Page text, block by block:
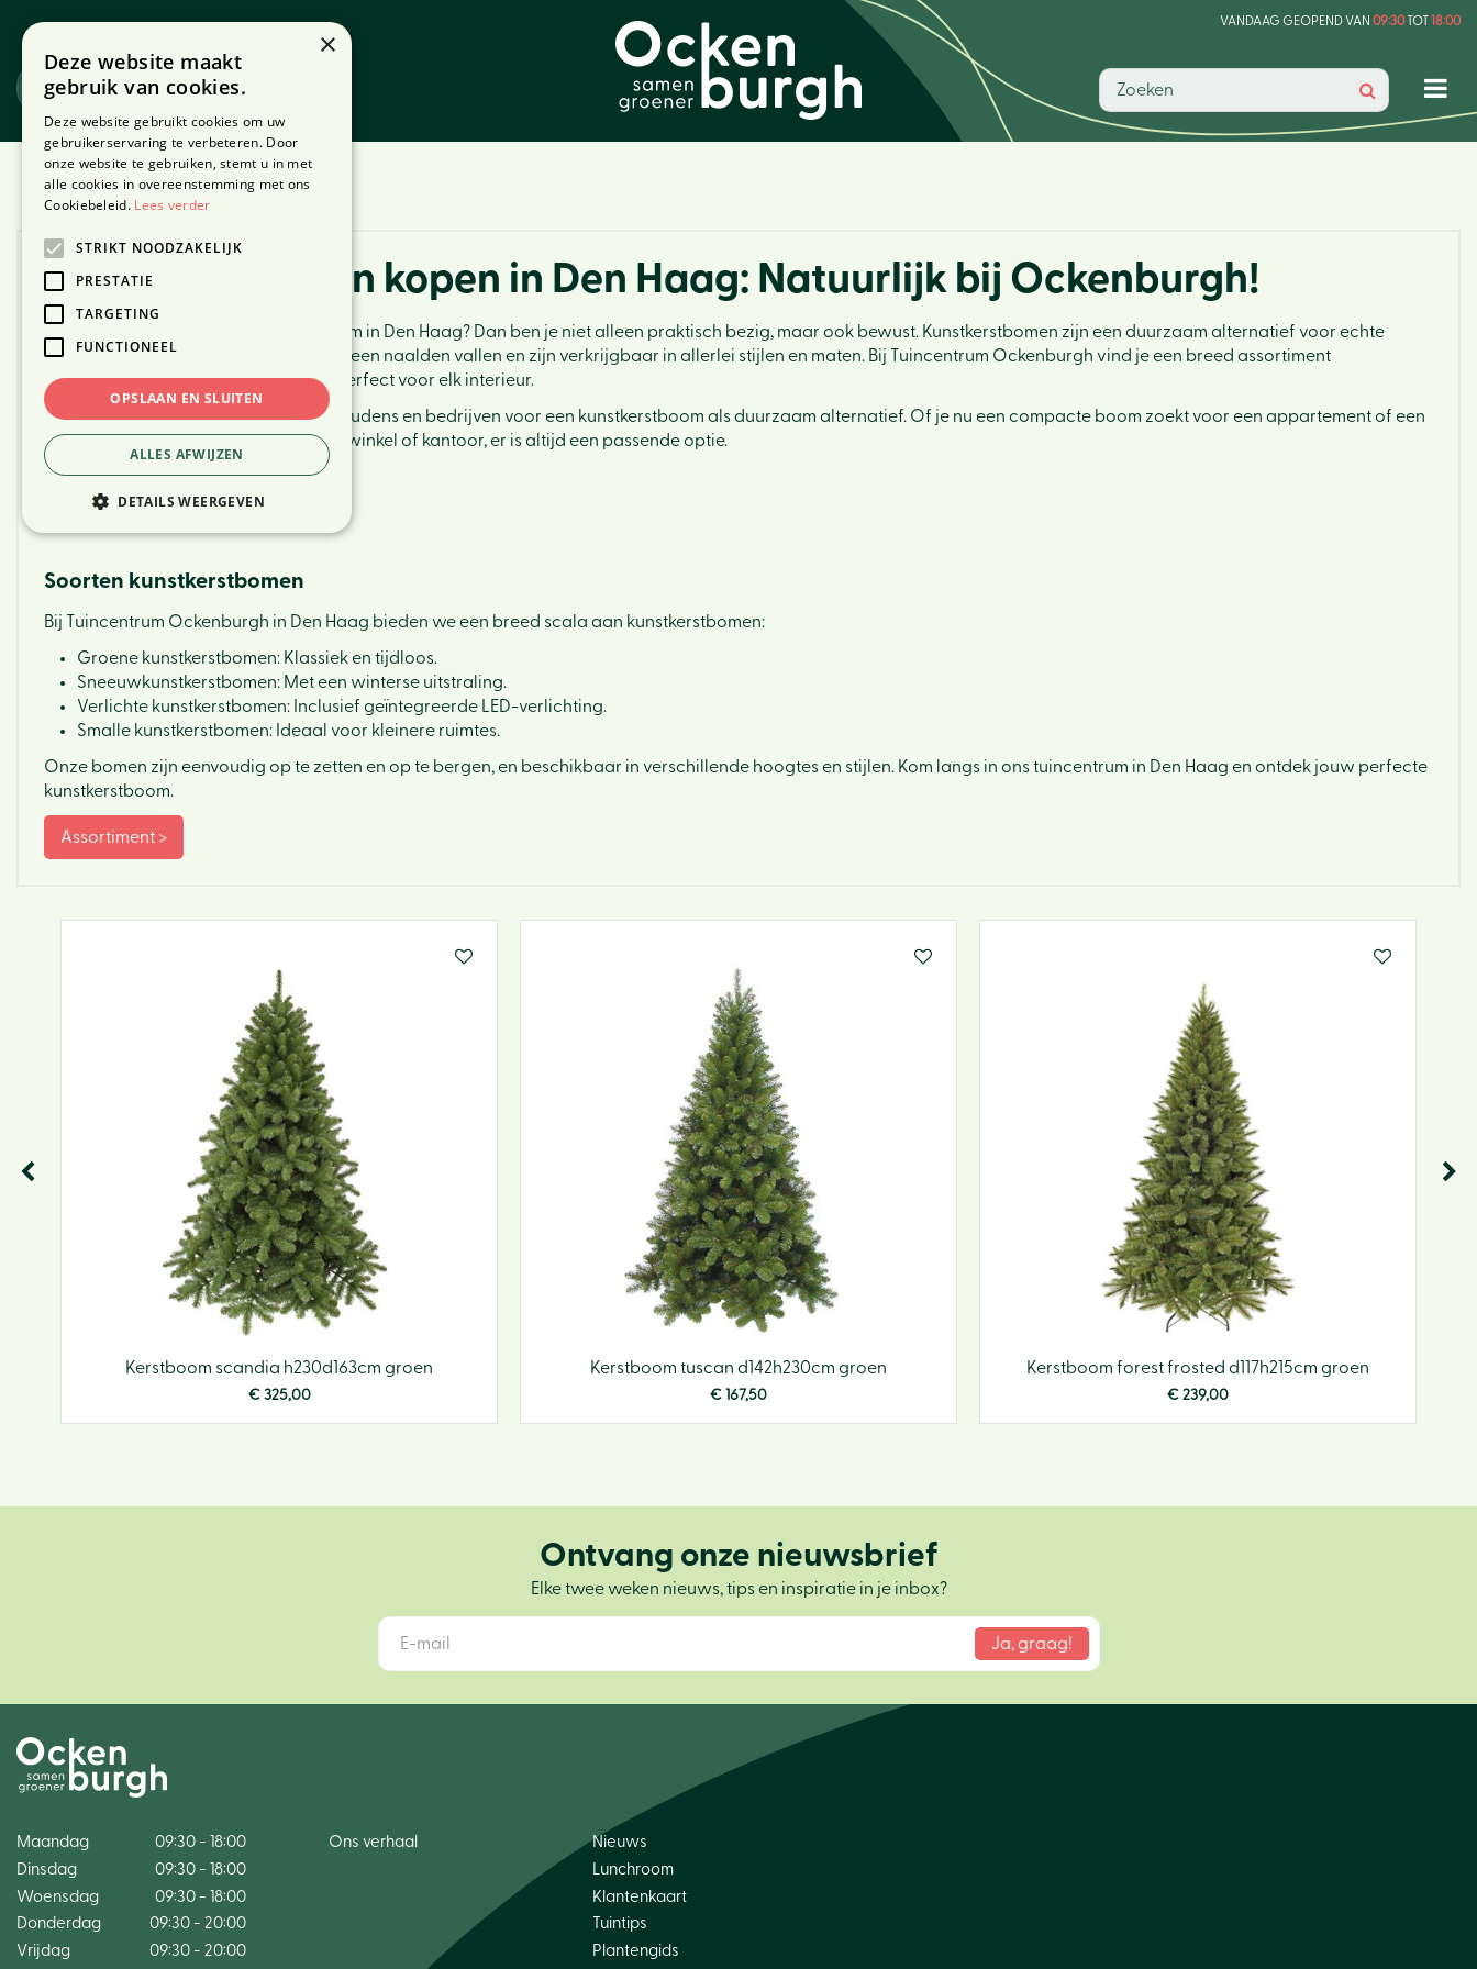
naar
content
Home Kunstkerstbomen in Den Haag
VANDAAG GEOPEND VAN 09:30TOT18:00
Website Webshop
Kunstkerstbomen kopen in Den Haag: Natuurlijk bij Ockenburgh!
Ben je op zoek naar een kunstkerstboom in Den Haag? Dan ben je niet alleen praktisch bezig, maar ook bewust. Kunstkerstbomen zijn een duurzaam alternatief voor echte
bomen: ze gaan jarenlang mee, laten geen naalden vallen en zijn verkrijgbaar in allerlei stijlen en maten. Bij Tuincentrum Ockenburgh vind je een breed assortiment
kunstkerstbomen van hoge kwaliteit, perfect voor elk interieur.
In Den Haag kiezen steeds meer huishoudens en bedrijven voor een kunstkerstboom als duurzaam alternatief. Of je nu een compacte boom zoekt voor een appartement of een
indrukwekkende eyecatcher voor een winkel of kantoor, er is altijd een passende optie.
Soorten kunstkerstbomen
Bij Tuincentrum Ockenburgh in Den Haag bieden we een breed scala aan kunstkerstbomen:
Groene kunstkerstbomen: Klassiek en tijdloos.
Sneeuwkunstkerstbomen: Met een winterse uitstraling.
Verlichte kunstkerstbomen: Inclusief geïntegreerde LED-verlichting.
Smalle kunstkerstbomen: Ideaal voor kleinere ruimtes.
Onze bomen zijn eenvoudig op te zetten en op te bergen, en beschikbaar in verschillende hoogtes en stijlen. Kom langs in ons tuincentrum in Den Haag en ontdek jouw perfecte
kunstkerstboom.
Assortiment >
Kerstboom scandia h230d163cm groen
€ 325,00
Kerstboom tuscan d142h230cm groen
€ 167,50
Kerstboom forest frosted d117h215cm groen
€ 239,00
Ontvang onze nieuwsbrief
Elke twee weken nieuws, tips en inspiratie in je inbox?
Maandag
09:30 - 18:00
Dinsdag
09:30 - 18:00
Woensdag
09:30 - 18:00
Donderdag
09:30 - 20:00
Vrijdag
09:30 - 20:00
Ons verhaal
Nieuws
Lunchroom
Klantenkaart
Tuintips
Plantengids
×
Deze website maakt
gebruik van cookies.
Deze website gebruikt cookies om uw
gebruikerservaring te verbeteren. Door
onze website te gebruiken, stemt u in met
alle cookies in overeenstemming met ons
Cookiebeleid. Lees verder
STRIKT NOODZAKELIJK
PRESTATIE
TARGETING
FUNCTIONEEL
OPSLAAN EN SLUITEN
ALLES AFWIJZEN
DETAILS WEERGEVEN